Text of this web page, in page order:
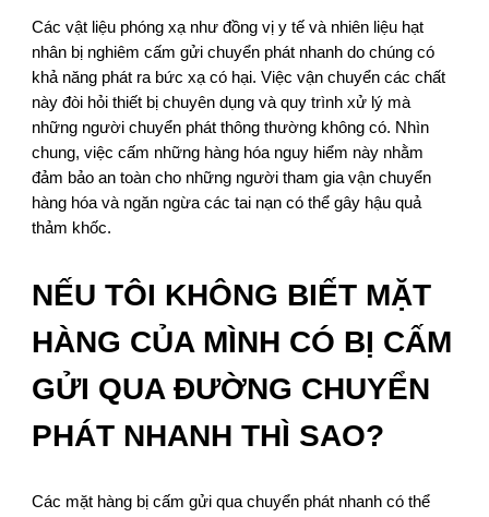
Các vật liệu phóng xạ như đồng vị y tế và nhiên liệu hạt
nhân bị nghiêm cấm gửi chuyển phát nhanh do chúng có
khả năng phát ra bức xạ có hại. Việc vận chuyển các chất
này đòi hỏi thiết bị chuyên dụng và quy trình xử lý mà
những người chuyển phát thông thường không có. Nhìn
chung, việc cấm những hàng hóa nguy hiểm này nhằm
đảm bảo an toàn cho những người tham gia vận chuyển
hàng hóa và ngăn ngừa các tai nạn có thể gây hậu quả
thảm khốc.
NẾU TÔI KHÔNG BIẾT MẶT
HÀNG CỦA MÌNH CÓ BỊ CẤM
GỬI QUA ĐƯỜNG CHUYỂN
PHÁT NHANH THÌ SAO?
Các mặt hàng bị cấm gửi qua chuyển phát nhanh có thể